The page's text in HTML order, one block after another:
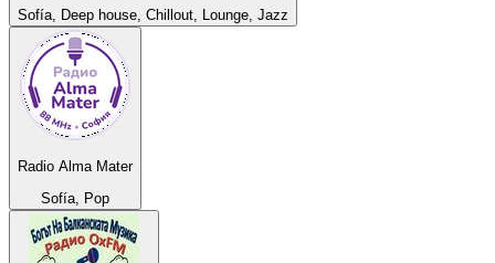
Sofía, Deep house, Chillout, Lounge, Jazz
Radio Alma Mater
Sofía, Pop